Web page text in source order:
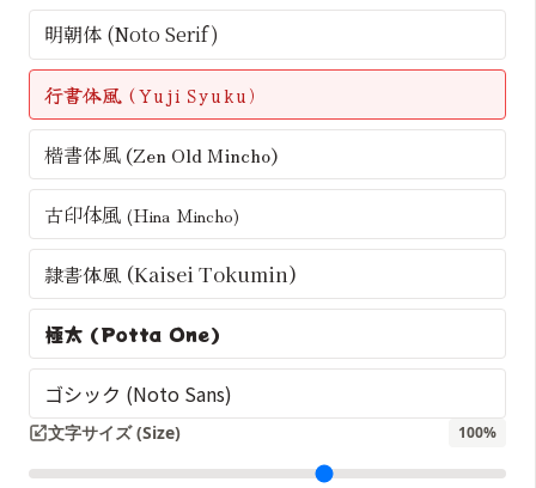
明朝体 (Noto Serif)
行書体風 (Yuji Syuku)
楷書体風 (Zen Old Mincho)
古印体風 (Hina Mincho)
隷書体風 (Kaisei Tokumin)
極太 (Potta One)
ゴシック (Noto Sans)
文字サイズ (Size) 100%